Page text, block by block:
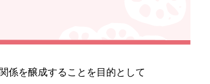
係を醸成することを目的として